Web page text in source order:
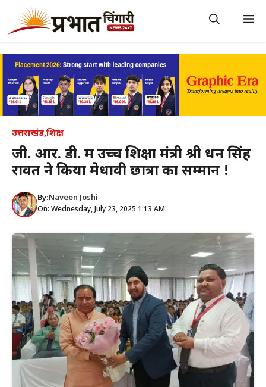
content
उत्तराखंड,शिक्षा
जी. आर. डी. में उच्च शिक्षा मंत्री श्री धन सिंह
रावत ने किया मेधावी छात्रों का सम्मान !
By:Naveen Joshi
On: Wednesday, July 23, 2025 1:13 AM